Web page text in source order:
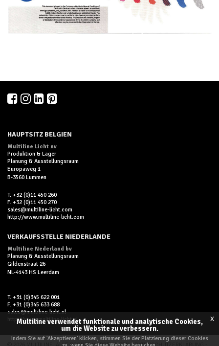
HAUPTSITZ BELGIEN
Multiline Licht nv
Produktion & Lager
Planung & Ausstellungsraum
Europaweg 1
B-3560 Lummen
T. +32 (0)11 450 260
F. +32 (0)11 450 270
sales@multiline-licht.com
http://www.multiline-licht.com
VERKAUFSSTELLE NIEDERLANDE
Multiline Nederland bv
Planung & Ausstellungsraum
Gildenstraat 26
NL-4143 HS Leerdam
T. +31 (0)345 622 001
F. +31 (0)345 633 688
sales@multiline-licht.nl
http://www.multiline-licht.nl
Multiline verwendet funktionale und analytische Cookies,
um die Website zu verbessern.
Indem Sie auf 'Akzeptieren' klicken, stimmen Sie der Platzierung dieser Cookies
x